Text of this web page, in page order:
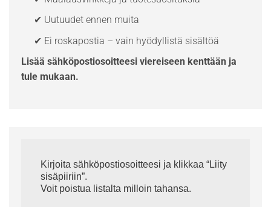
✔ Uutuudet ennen muita
✔ Ei roskapostia – vain hyödyllistä sisältöä
Lisää sähköpostiosoitteesi viereiseen kenttään ja
tule mukaan.
Kirjoita sähköpostiosoitteesi ja klikkaa “Liity
sisäpiiriin”.
Voit poistua listalta milloin tahansa.